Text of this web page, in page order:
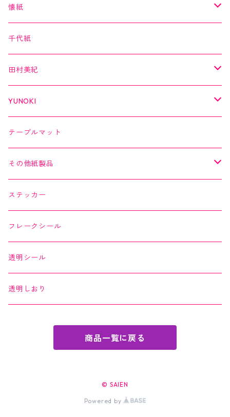
２巻セット
デコレーションテープ（クリアテープ）
田村美紀
クリアテープ
切子
螺鈿
日本の伝統美
YUNOKI
田村美紀
懐紙
Kimono美
美MONDE
乙女懐紙
Kaishi de saison
よもやまペーパー
縁起どうぶつ懐紙
Okashi na Kaishi
千代紙
田村美紀
よもやまペーパー
マスキングテープ
マスキングシール
ちぎり絵カード
YUNOKI
マスキングテープ
メッセージカード
テーブルマット
その他紙製品
よもやまペーパー
ちぎり絵カード
ステッカー
フレークシール
透明シール
透明しおり
商品一覧に戻る
© SAIEN
Powered by